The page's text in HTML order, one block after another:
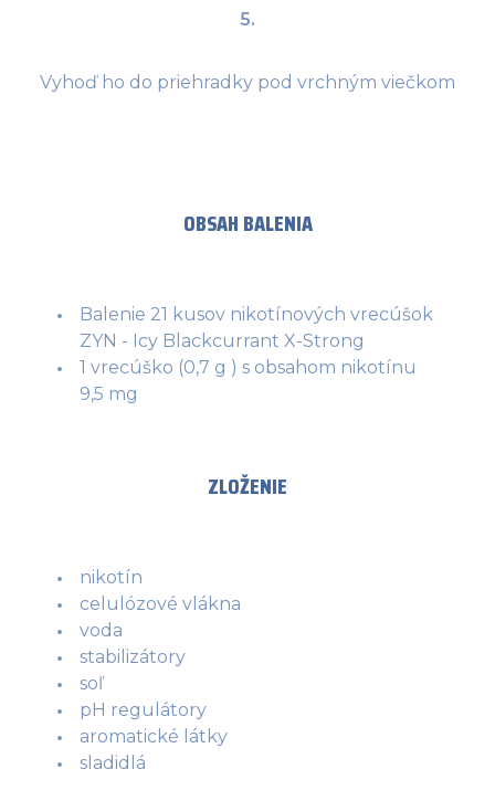
5.
Vyhoď ho do priehradky pod vrchným viečkom
OBSAH BALENIA
Balenie 21 kusov nikotínových vrecúšok
ZYN - Icy Blackcurrant X-Strong
1 vrecúško (0,7 g ) s obsahom nikotínu
9,5 mg
ZLOŽENIE
nikotín
celulózové vlákna
voda
stabilizátory
soľ
pH regulátory
aromatické látky
sladidlá